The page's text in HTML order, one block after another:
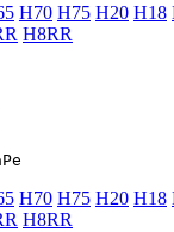
H70 H75 H20 H18
H8RR
H70 H75 H20 H18
H8RR